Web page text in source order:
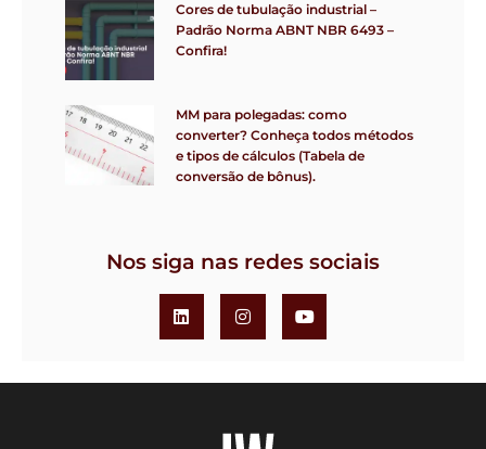
Cores de tubulação industrial –
Padrão Norma ABNT NBR 6493 –
Confira!
MM para polegadas: como
converter? Conheça todos métodos
e tipos de cálculos (Tabela de
conversão de bônus).
Nos siga nas redes sociais